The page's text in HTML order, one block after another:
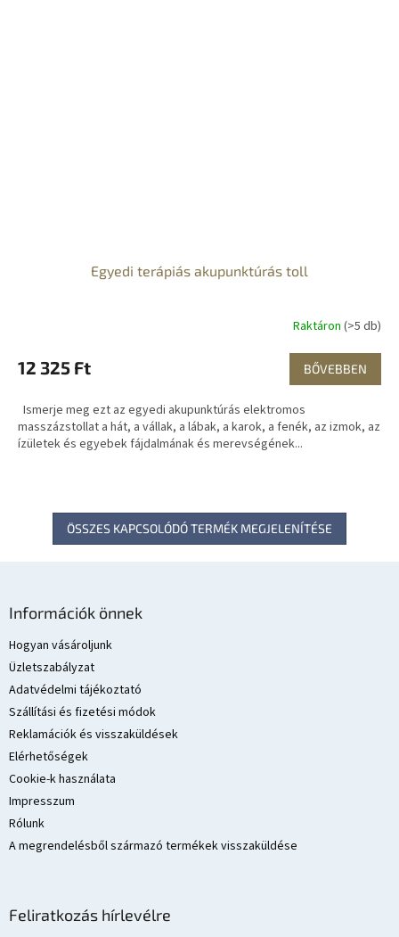
Egyedi terápiás akupunktúrás toll
Raktáron (>5 db)
12 325 Ft BŐVEBBEN
Ismerje meg ezt az egyedi akupunktúrás elektromos
masszázstollat ​​a hát, a vállak, a lábak, a karok, a fenék, az izmok, az
ízületek és egyebek fájdalmának és merevségének...
ÖSSZES KAPCSOLÓDÓ TERMÉK MEGJELENÍTÉSE
Információk önnek
Hogyan vásároljunk
Üzletszabályzat
Adatvédelmi tájékoztató
Szállítási és fizetési módok
Reklamációk és visszaküldések
Elérhetőségek
Cookie-k használata
Impresszum
Rólunk
A megrendelésből származó termékek visszaküldése
Feliratkozás hírlevélre